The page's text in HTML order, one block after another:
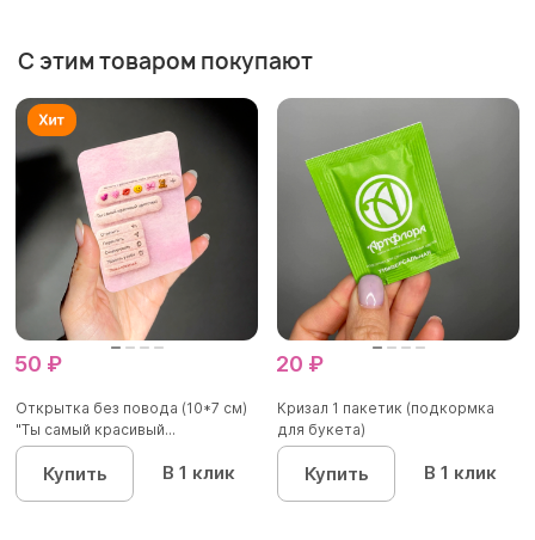
С этим товаром покупают
50 ₽
Открытка без повода (10*7 см)
"Ты самый красивый...
Купить В 1 клик
20 ₽
Кризал 1 пакетик (подкормка
для букета)
Купить В 1 клик